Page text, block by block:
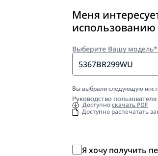
Меня
использованию
Выберите Вашу модель*
5367BR299WU
Вы выбрали следующую
Руководство
Доступноскачать PDF
Доступно распечатать
Я хочу получить